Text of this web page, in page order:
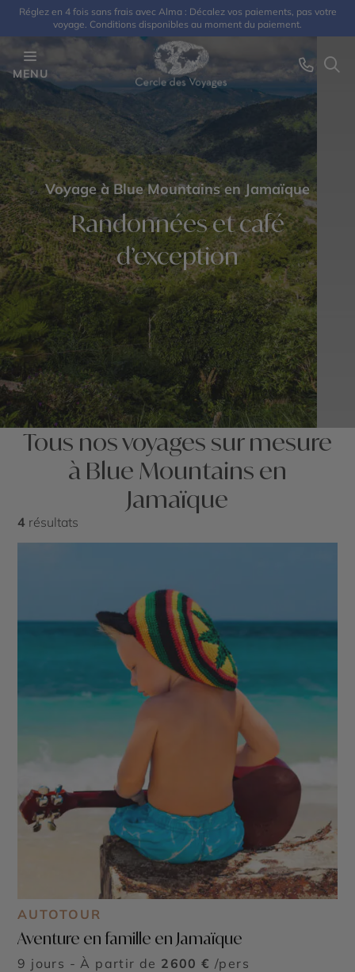
Réglez en 4 fois sans frais avec Alma : Décalez vos paiements, pas votre
voyage. Conditions disponibles au moment du paiement.
MENU
Voyage à Blue Mountains en Jamaïque
Randonnées et café
d’exception
Tous nos voyages sur mesure
à Blue Mountains en
Jamaïque
4 résultats
AUTOTOUR
Aventure en famille en Jamaïque
9 jours - À partir de 2600 € /pers